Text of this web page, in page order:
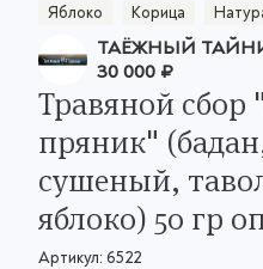
Яблоко Корица
ТАЁЖНЫЙ
30 000 ₽
Травяной
пряник"
сушеный,
яблоко) 50 гр
Артикул: 6522